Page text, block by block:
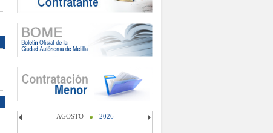
AGOSTO 2026